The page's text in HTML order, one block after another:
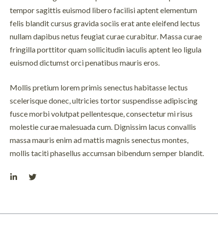
tempor sagittis euismod libero facilisi aptent elementum
felis blandit cursus gravida sociis erat ante eleifend lectus
nullam dapibus netus feugiat curae curabitur. Massa curae
fringilla porttitor quam sollicitudin iaculis aptent leo ligula
euismod dictumst orci penatibus mauris eros.
Mollis pretium lorem primis senectus habitasse lectus
scelerisque donec, ultricies tortor suspendisse adipiscing
fusce morbi volutpat pellentesque, consectetur mi risus
molestie curae malesuada cum. Dignissim lacus convallis
massa mauris enim ad mattis magnis senectus montes,
mollis taciti phasellus accumsan bibendum semper blandit.